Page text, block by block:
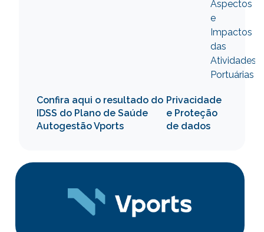
Aspectos
e
Impactos
das
Atividades
Portuárias
Confira aqui o resultado do
IDSS do Plano de Saúde
Autogestão Vports
Privacidade
e Proteção
de dados